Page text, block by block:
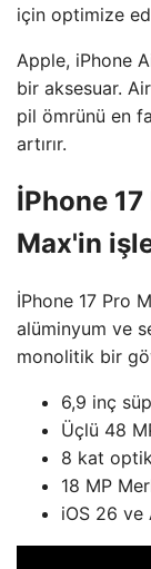
için optimize
Apple, iPhone
bir aksesuar.
pil ömrünü en
artırır.
İPhone
Max'in
İPhone 17 Pro
alüminyum ve
monolitik bir
6,9 inç
Üçlü 48
8 kat
18 MP
iOS 26 ve